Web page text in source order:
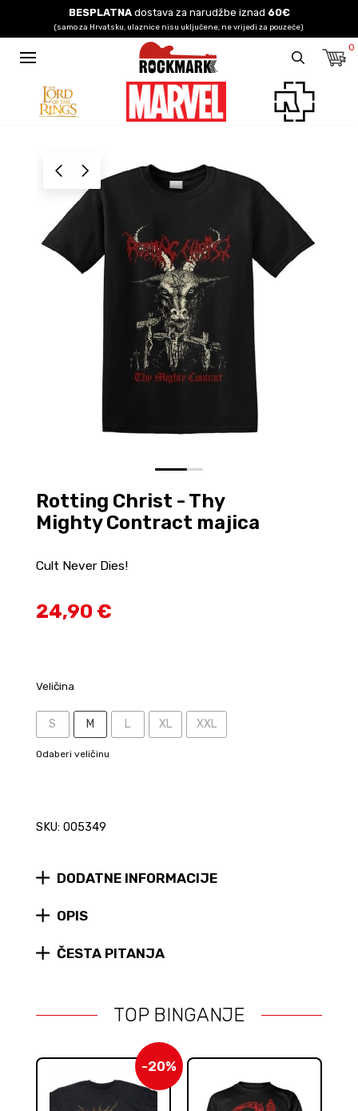
BESPLATNAdostava za narudžbe iznad 60€
(samo za Hrvatsku, ulaznice nisu uključene, ne vrijedi za pouzeće)
0
0 1
Rotting Christ - Thy
Mighty Contract majica
Cult Never Dies!
24,90 €
Veličina
S M L XL XXL
Odaberi veličinu
SKU: 005349
DODATNE INFORMACIJE
OPIS
ČESTA PITANJA
TOP BINGANJE
-20%